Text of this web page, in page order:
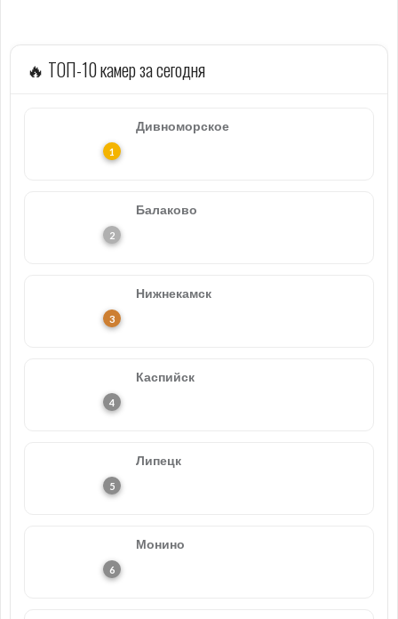
🔥 ТОП-10 камер за сегодня
Дивноморское
Балаково
Нижнекамск
Каспийск
Липецк
Монино